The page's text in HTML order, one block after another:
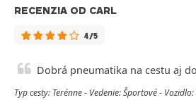
RECENZIA OD CARL
4/5
Dobrá pneumatika na cestu aj
Typ cesty: Terénne - Vedenie: Športové -